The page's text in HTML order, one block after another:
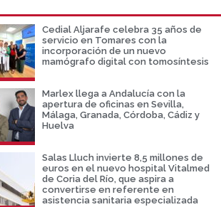
Cedial Aljarafe celebra 35 años de
servicio en Tomares con la
incorporación de un nuevo
mamógrafo digital con tomosíntesis
Marlex llega a Andalucía con la
apertura de oficinas en Sevilla,
Málaga, Granada, Córdoba, Cádiz y
Huelva
Salas Lluch invierte 8,5 millones de
euros en el nuevo hospital Vitalmed
de Coria del Río, que aspira a
convertirse en referente en
asistencia sanitaria especializada